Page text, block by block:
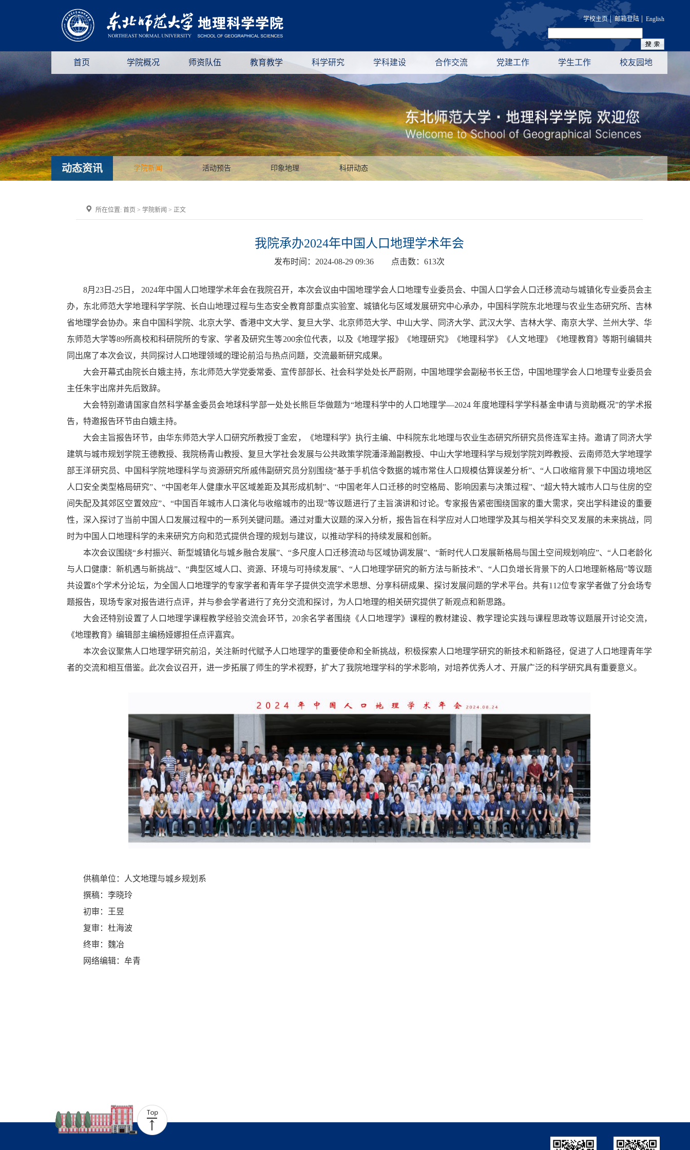
学校主页| 邮箱登陆 | English
首页 学院概况 师资队伍 教育教学 科学研究 学科建设 合作交流 党建工作 学生工作 校友园地
动态资讯 学院新闻 活动预告 印象地理 科研动态
所在位置: 首页 > 学院新闻 > 正文
我院承办2024年中国人口地理学术年会
发布时间： 2024-08-29 09:36 点击数： 613次
8月23日-25日， 2024年中国人口地理学术年会在我院召开，本次会议由中国地理学会人口地理专业委员会、中国人口学会人口迁移流动与城镇化专业委员会主
办，东北师范大学地理科学学院、长白山地理过程与生态安全教育部重点实验室、城镇化与区域发展研究中心承办，中国科学院东北地理与农业生态研究所、吉林
省地理学会协办。来自中国科学院、北京大学、香港中文大学、复旦大学、北京师范大学、中山大学、同济大学、武汉大学、吉林大学、南京大学、兰州大学、华
东师范大学等89所高校和科研院所的专家、学者及研究生等200余位代表，以及《地理学报》《地理研究》《地理科学》《人文地理》《地理教育》等期刊编辑共
同出席了本次会议，共同探讨人口地理领域的理论前沿与热点问题，交流最新研究成果。
大会开幕式由院长白娥主持，东北师范大学党委常委、宣传部部长、社会科学处处长严蔚刚，中国地理学会副秘书长王岱，中国地理学会人口地理专业委员会
主任朱宇出席并先后致辞。
大会特别邀请国家自然科学基金委员会地球科学部一处处长熊巨华做题为“地理科学中的人口地理学—2024 年度地理科学学科基金申请与资助概况”的学术报
告，特邀报告环节由白娥主持。
大会主旨报告环节，由华东师范大学人口研究所教授丁金宏，《地理科学》执行主编、中科院东北地理与农业生态研究所研究员佟连军主持。邀请了同济大学
建筑与城市规划学院王德教授、我院杨青山教授、复旦大学社会发展与公共政策学院潘泽瀚副教授、中山大学地理科学与规划学院刘晔教授、云南师范大学地理学
部王洋研究员、中国科学院地理科学与资源研究所戚伟副研究员分别围绕“基于手机信令数据的城市常住人口规模估算误差分析”、“人口收缩背景下中国边境地区
人口安全类型格局研究”、“中国老年人健康水平区域差距及其形成机制”、“中国老年人口迁移的时空格局、影响因素与决策过程”、“超大特大城市人口与住房的空
间失配及其郊区空置效应”、“中国百年城市人口演化与收缩城市的出现”等议题进行了主旨演讲和讨论。专家报告紧密围绕国家的重大需求，突出学科建设的重要
性，深入探讨了当前中国人口发展过程中的一系列关键问题。通过对重大议题的深入分析，报告旨在科学应对人口地理学及其与相关学科交叉发展的未来挑战，同
时为中国人口地理科学的未来研究方向和范式提供合理的规划与建议，以推动学科的持续发展和创新。
本次会议围绕“乡村振兴、新型城镇化与城乡融合发展”、“多尺度人口迁移流动与区域协调发展”、“新时代人口发展新格局与国土空间规划响应”、“人口老龄化
与人口健康：新机遇与新挑战”、“典型区域人口、资源、环境与可持续发展”、“人口地理学研究的新方法与新技术”、“人口负增长背景下的人口地理新格局”等议题
共设置8个学术分论坛，为全国人口地理学的专家学者和青年学子提供交流学术思想、分享科研成果、探讨发展问题的学术平台。共有112位专家学者做了分会场专
题报告，现场专家对报告进行点评，并与参会学者进行了充分交流和探讨，为人口地理的相关研究提供了新观点和新思路。
大会还特别设置了人口地理学课程教学经验交流会环节，20余名学者围绕《人口地理学》课程的教材建设、教学理论实践与课程思政等议题展开讨论交流，
《地理教育》编辑部主编杨娅娜担任点评嘉宾。
本次会议聚焦人口地理学研究前沿，关注新时代赋予人口地理学的重要使命和全新挑战，积极探索人口地理学研究的新技术和新路径，促进了人口地理青年学
者的交流和相互借鉴。此次会议召开，进一步拓展了师生的学术视野，扩大了我院地理学科的学术影响，对培养优秀人才、开展广泛的科学研究具有重要意义。
供稿单位：人文地理与城乡规划系
撰稿：李晓玲
初审：王昱
复审：杜海波
终审：魏冶
网络编辑：牟青